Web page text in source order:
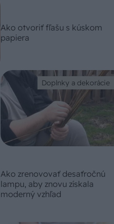
Ako otvoriť fľašu s kúskom
papiera
Doplnky a dekorácie
Ako zrenovovať desaťročnú
lampu, aby znovu získala
moderný vzhľad